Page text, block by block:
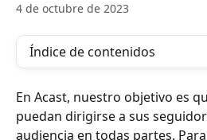
4 de octubre de 2023
Índice de contenidos
En Acast, nuestro objetivo es
puedan dirigirse a sus
audiencia en todas partes.